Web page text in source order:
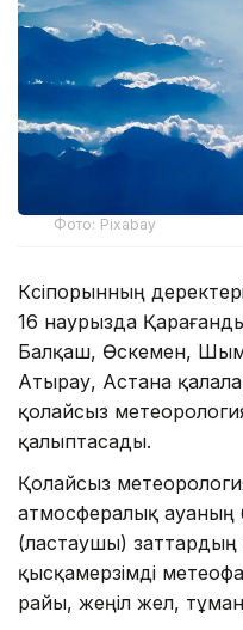
Фото: Рixabay
Кәсіпорынның
16 наурызда
Балқаш, Өскемен,
Атырау, Астана
қолайсыз
қалыптасады.
Қолайсыз
атмосфералық ауаның
(ластаушы)
қысқамерзімді
райы, жеңіл жел,